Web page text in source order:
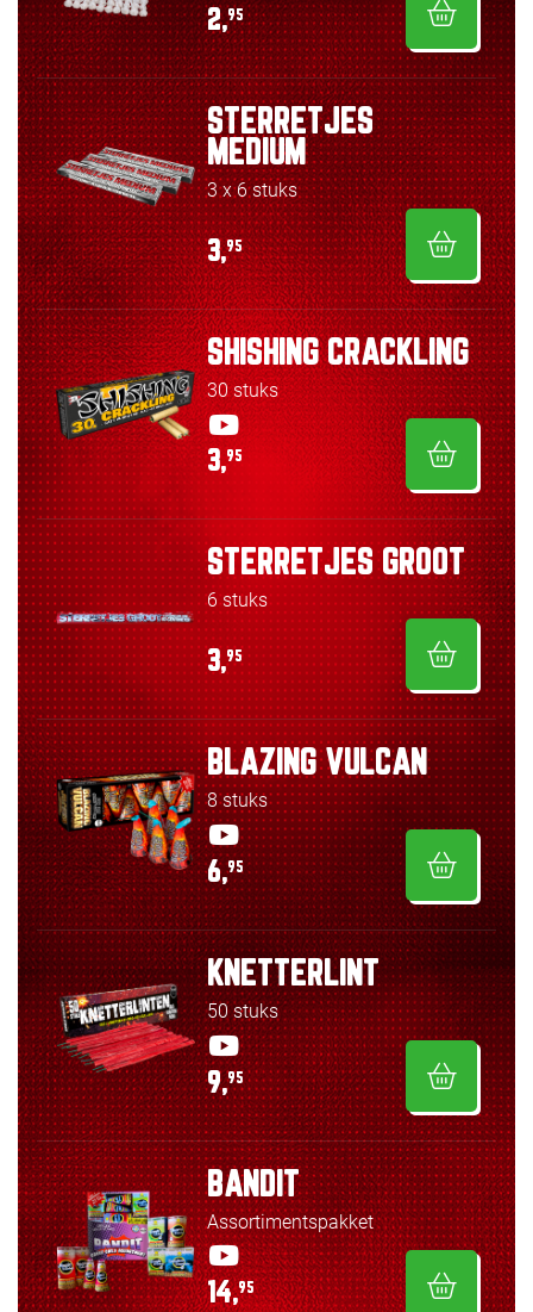
2,95
STERRETJES
MEDIUM
3 x 6 stuks
3,95
SHISHING CRACKLING
30 stuks
3,95
STERRETJES GROOT
6 stuks
3,95
BLAZING VULCAN
8 stuks
6,95
KNETTERLINT
50 stuks
9,95
BANDIT
Assortimentspakket
14,95